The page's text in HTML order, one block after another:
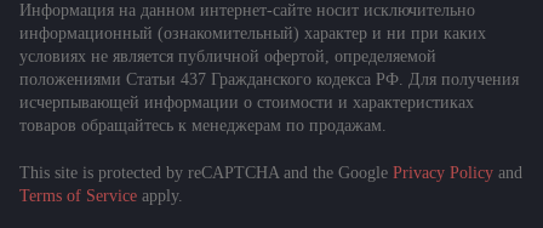
Информация на данном интернет-сайте носит исключительно
информационный (ознакомительный) характер и ни при каких
условиях не является публичной офертой, определяемой
положениями Статьи 437 Гражданского кодекса РФ. Для получения
исчерпывающей информации о стоимости и характеристиках
товаров обращайтесь к менеджерам по продажам.
This site is protected by reCAPTCHA and the Google Privacy Policy and
Terms of Service apply.